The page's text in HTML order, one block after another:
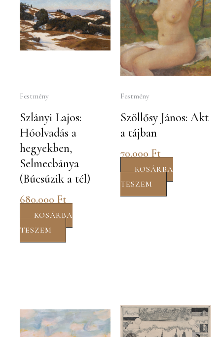
Festmény
Szlányi Lajos:
Hóolvadás a
hegyekben,
Selmecbánya
(Búcsúzik a tél)
680.000 Ft
KOSÁRBA
TESZEM
Festmény
Szöllősy János: Akt
a tájban
70.000 Ft
KOSÁRBA
TESZEM